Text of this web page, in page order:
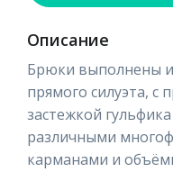
Описание
Брюки выполнены
прямого силуэта, с
застежкой
различными
карманами и